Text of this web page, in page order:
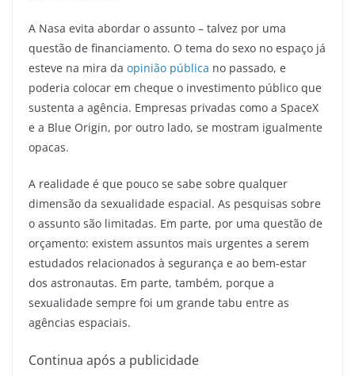
A Nasa evita abordar o assunto – talvez por uma
questão de financiamento. O tema do sexo no espaço já
esteve na mira da opinião pública no passado, e
poderia colocar em cheque o investimento público que
sustenta a agência. Empresas privadas como a SpaceX
e a Blue Origin, por outro lado, se mostram igualmente
opacas.
A realidade é que pouco se sabe sobre qualquer
dimensão da sexualidade espacial. As pesquisas sobre
o assunto são limitadas. Em parte, por uma questão de
orçamento: existem assuntos mais urgentes a serem
estudados relacionados à segurança e ao bem-estar
dos astronautas. Em parte, também, porque a
sexualidade sempre foi um grande tabu entre as
agências espaciais.
Continua após a publicidade